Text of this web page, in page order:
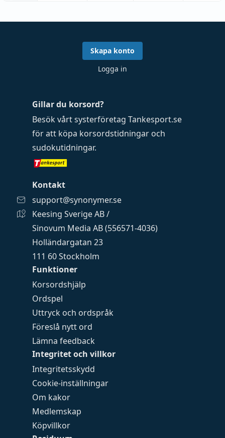
Funktioner
Korsordshjälp
Ordspel
Uttryck och ordspråk
Föreslå nytt ord
Lämna feedback
Integritet och villkor
Integritetsskydd
Cookie-inställningar
Om kakor
Medlemskap
Köpvillkor
Gillar du korsord?
Besök vårt systerföretag Tankesport.se
för att köpa korsordstidningar och
sudokutidningar.
Kontakt
support@synonymer.se
Keesing Sverige AB /
Sinovum Media AB (556571-4036)
Holländargatan 23
111 60 Stockholm
Skapa konto
Logga in